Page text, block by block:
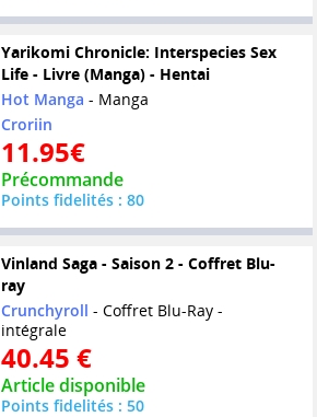
Yarikomi Chronicle: Interspecies Sex
Life - Livre (Manga) - Hentai
Hot Manga - Manga
Croriin
11.95€
Précommande
Points fidelités : 80
Vinland Saga - Saison 2 - Coffret Blu-
ray
Crunchyroll - Coffret Blu-Ray -
intégrale
40.45 €
Article disponible
Points fidelités : 50